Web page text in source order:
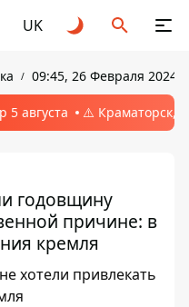
UK
09:45, 26 Февраля 2024
5 августа ⚠️ Краматорск,
годовщину
причине: в
кремля
хотели привлекать